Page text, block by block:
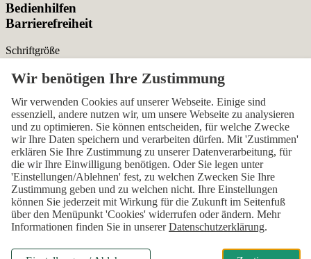
Bedienhilfen
Barrierefreiheit
Schriftgröße
Normal Zurücksetzen
Kontrast
Normal Hoch Normal
Menü sichtbar
Ja Nein Ja
Über den ersten Skip-Link der Seite „Barrierefreiheits-
Einstellungen“ können Sie das Menü jederzeit wieder einblenden.
Einstellungen
Wir verwenden Cookies auf unserer Webseite. Einige sind
essenziell, andere nutzen wir, um unsere Webseite zu analysieren
und zu optimieren. Sie können entscheiden, für welche Zwecke
wir Ihre Daten speichern und verarbeiten dürfen. Mit 'Zustimmen'
erklären Sie Ihre Zustimmung zu unserer Datenverarbeitung, für
die wir Ihre Einwilligung benötigen. Oder Sie legen unter
'Einstellungen/Ablehnen' fest, zu welchen Zwecken Sie Ihre
Zustimmung geben und zu welchen nicht. Ihre Einstellungen
können Sie jederzeit mit Wirkung für die Zukunft im Seitenfuß
über den Menüpunkt 'Cookies' widerrufen oder ändern. Mehr
Informationen finden Sie in unsererDatenschutzerklärung.